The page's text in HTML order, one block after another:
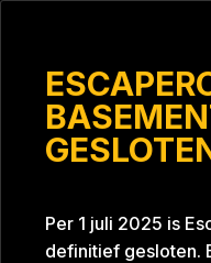
Per 1 juli 2025 is
definitief gesloten.